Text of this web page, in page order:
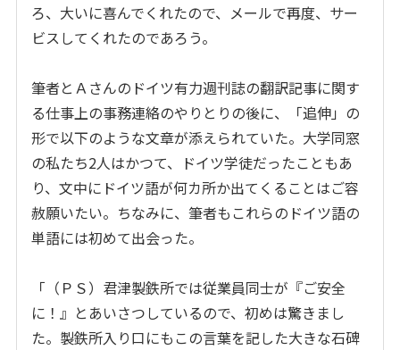
ろ、大いに喜んでくれたので、メールで再度、サー
ビスしてくれたのであろう。
筆者とＡさんのドイツ有力週刊誌の翻訳記事に関す
る仕事上の事務連絡のやりとりの後に、「追伸」の
形で以下のような文章が添えられていた。大学同窓
の私たち2人はかつて、ドイツ学徒だったこともあ
り、文中にドイツ語が何カ所か出てくることはご容
赦願いたい。ちなみに、筆者もこれらのドイツ語の
単語には初めて出会った。
「（ＰＳ）君津製鉄所では従業員同士が『ご安全
に！』とあいさつしているので、初めは驚きまし
た。製鉄所入り口にもこの言葉を記した大きな石碑